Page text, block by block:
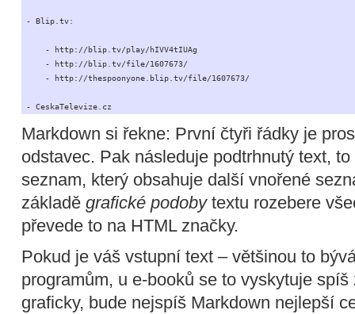
- Blip.tv:
     - http://blip.tv/play/hIVV4tIUAg
     - http://blip.tv/file/1607673/
     - http://thespoonyone.blip.tv/file/1607673/
- CeskaTelevize.cz
Markdown si řekne: První čtyři řádky je
odstavec. Pak následuje podtrhnutý text,
seznam, který obsahuje další vnořené
základě grafické podobytextu rozebere
převede to na HTML značky.
Pokud je váš vstupní text – většinou to
programům, u e-booků se to vyskytuje
graficky, bude nejspíš Markdown nejlepší